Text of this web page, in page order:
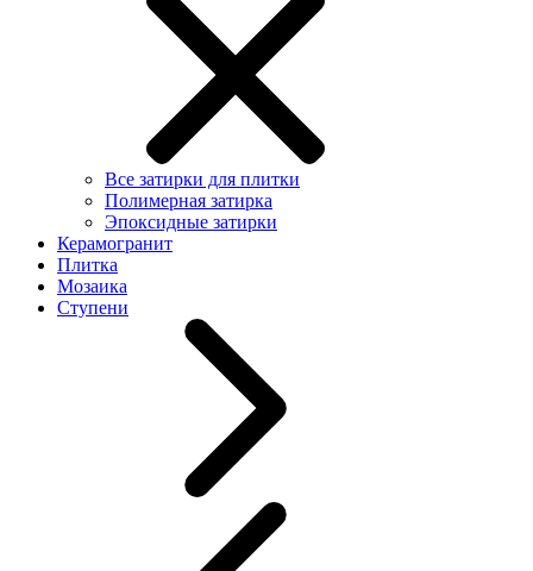
Все затирки для плитки
Полимерная затирка
Эпоксидные затирки
Керамогранит
Плитка
Мозаика
Ступени